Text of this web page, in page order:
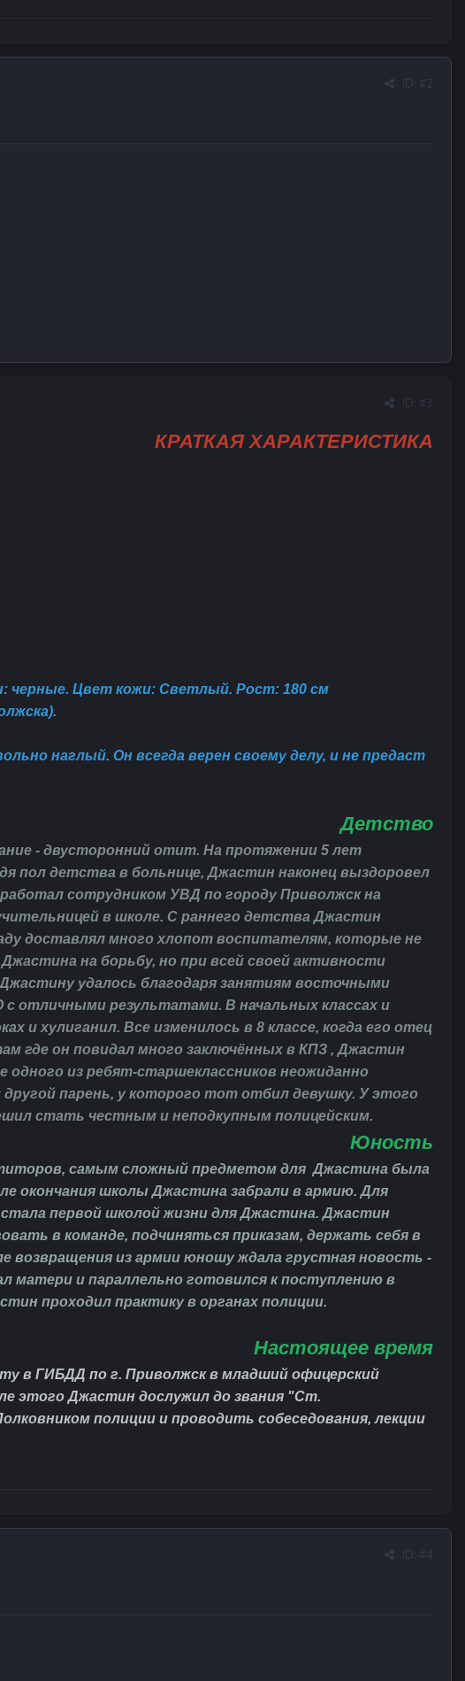
· ID: #2
· ID: #3
КРАТКАЯ ХАРАКТЕРИСТИКА
черные. Цвет кожи: Светлый. Рост: 180 см
наглый. Он всегда верен своему делу, и не предаст
Детство
- двусторонний отит. На протяжении 5 лет
пол детства в больнице, Джастин наконец выздоровел
сотрудником УВД по городу Приволжск на
в школе. С раннего детства Джастин
доставлял много хлопот воспитателям, которые не
на борьбу, но при всей своей активности
удалось благодаря занятиям восточными
отличными результатами. В начальных классах и
и хулиганил. Все изменилось в 8 классе, когда его отец
где он повидал много заключённых в КПЗ , Джастин
одного из ребят-старшеклассников неожиданно
парень, у которого тот отбил девушку. У этого
стать честным и неподкупным полицейским.
Юность
самым сложный предметом для Джастина была
окончания школы Джастина забрали в армию. Для
первой школой жизни для Джастина. Джастин
в команде, подчиняться приказам, держать себя в
возвращения из армии юношу ждала грустная новость -
и параллельно готовился к поступлению в
проходил практику в органах полиции.
Настоящее время
в ГИБДД по г. Приволжск в младший офицерский
этого Джастин дослужил до звания "Ст.
полиции и проводить собеседования, лекции
· ID: #4